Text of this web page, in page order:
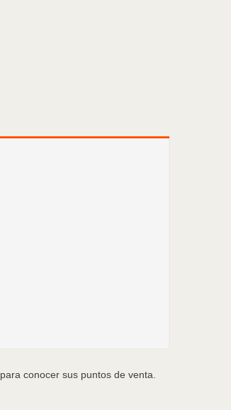
para conocer sus puntos de venta.